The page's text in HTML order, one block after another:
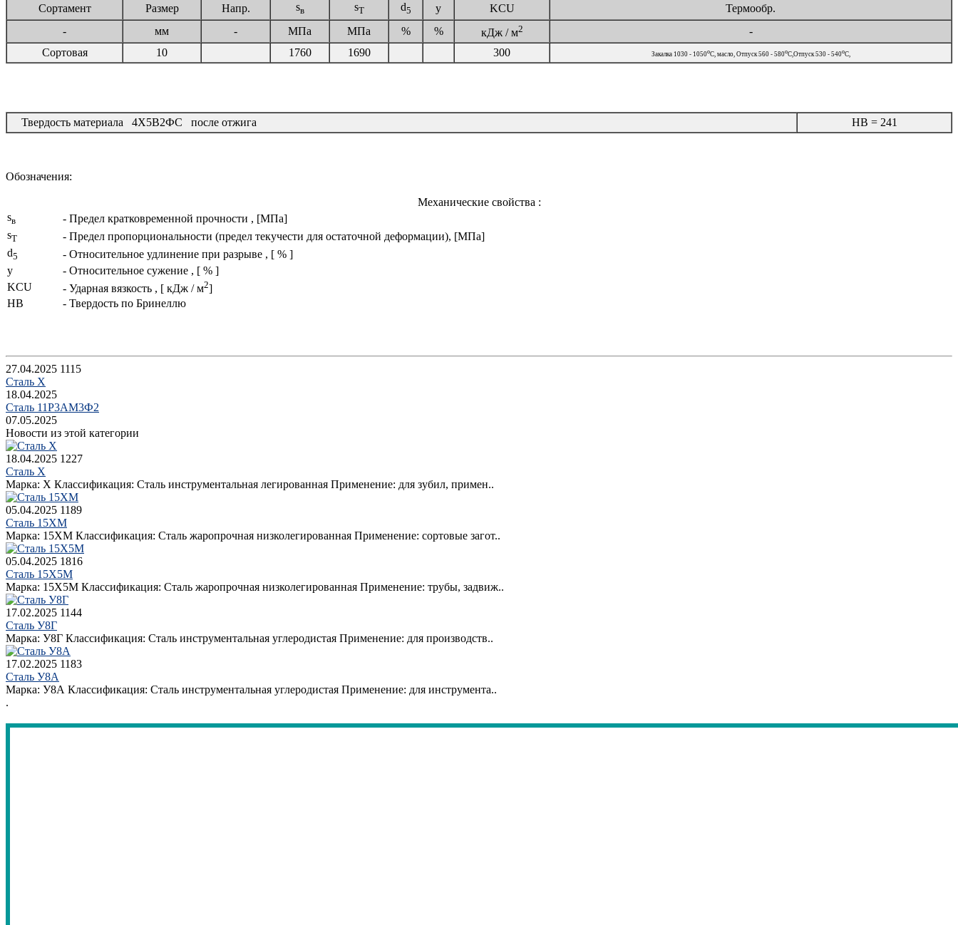
Сортамент Размер Напр. sв sT d5 y KCU
Термообр.
-
мм - МПа МПа % % кДж / м2
-
Сортовая
10 1760 1690 300 Закалка 1030 - 1050oC, масло, Отпуск 560 - 580oC,Отпуск 530 - 540oC,
Твердость материала 4Х5В2ФС после отжига HB = 241
Обозначения:
Механические свойства :
sв
- Предел кратковременной прочности , [МПа]
sT
- Предел пропорциональности (предел текучести для остаточной деформации), [МПа]
d5
- Относительное удлинение при разрыве , [ % ]
y
- Относительное сужение , [ % ]
KCU
- Ударная вязкость , [ кДж / м2]
HB
- Твердость по Бринеллю
27.04.2025 1115
Сталь Х
18.04.2025
Сталь 11Р3АМ3Ф2
07.05.2025
Новости из этой категории
18.04.2025 1227
Сталь Х
Марка: Х Классификация: Сталь инструментальная легированная Применение: для зубил, примен..
05.04.2025 1189
Сталь 15ХМ
Марка: 15ХМ Классификация: Сталь жаропрочная низколегированная Применение: сортовые загот..
05.04.2025 1816
Сталь 15Х5М
Марка: 15Х5М Классификация: Сталь жаропрочная низколегированная Применение: трубы, задвиж..
17.02.2025 1144
Сталь У8Г
Марка: У8Г Классификация: Сталь инструментальная углеродистая Применение: для производств..
17.02.2025 1183
Сталь У8А
Марка: У8А Классификация: Сталь инструментальная углеродистая Применение: для инструмента..
.